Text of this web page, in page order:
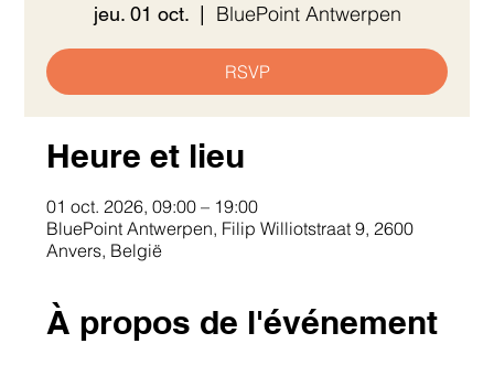
jeu. 01 oct.
  |
BluePoint Antwerpen
RSVP
Heure et lieu
01 oct. 2026, 09:00 – 19:00
BluePoint Antwerpen, Filip Williotstraat 9, 2600
Anvers, België
À propos de l'événement